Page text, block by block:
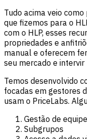
Tudo acima veio
que fizemos para o
com o HLP, esses
propriedades e
manual e oferecem
seu mercado e
Temos desenvolvido
focadas em gestores
usam o PriceLabs.
Gestão de equipe
Subgrupos